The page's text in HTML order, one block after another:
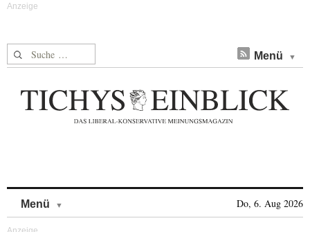
Suche nach: Menü
Menü Do, 6. Aug 2026